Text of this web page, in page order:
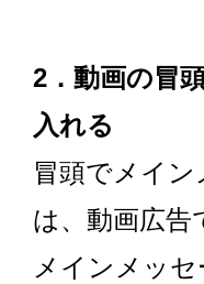
2．動画の冒
入れる
冒頭でメイ
は、動画広
メインメッ